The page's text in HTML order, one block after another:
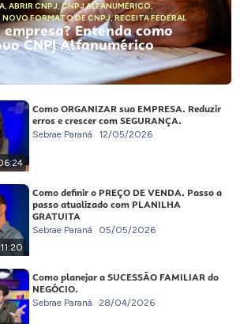
, ABRIR CNPJ,CNPJ ALFANUMÉRICO,
NOVO FORMATO DE CNPJ,RECEITA FEDERAL
Entenda como
CNPJ Alfanumérico
Como ORGANIZAR sua EMPRESA. Reduzir
erros e crescer com SEGURANÇA.
Sebrae Paraná 12/05/2026
11:20
Como definir o PREÇO DE VENDA. Passo a
passo atualizado com PLANILHA
GRATUITA
Sebrae Paraná 05/05/2026
Como planejar a SUCESSÃO FAMILIAR do
NEGÓCIO.
Sebrae Paraná 28/04/2026